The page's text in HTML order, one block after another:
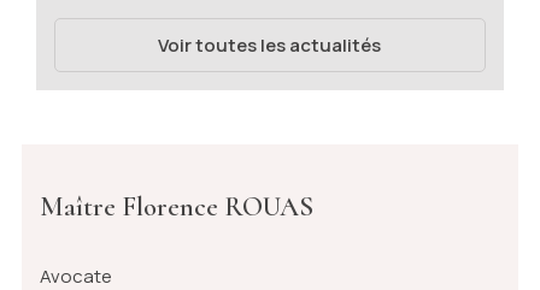
Voir toutes les actualités
Maître Florence ROUAS
Avocate